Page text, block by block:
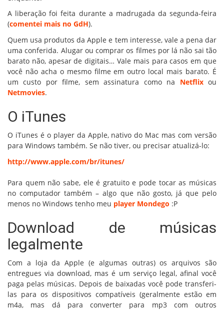
A liberação foi feita durante a madrugada da segunda-feira
(comentei mais no GdH).
Quem usa produtos da Apple e tem interesse, vale a pena dar
uma conferida. Alugar ou comprar os filmes por lá não sai tão
barato não, apesar de digitais… Vale mais para casos em que
você não acha o mesmo filme em outro local mais barato. É
um custo por filme, sem assinatura como na Netflixou
Netmovies.
O iTunes
O iTunes é o player da Apple, nativo do Mac mas com versão
para Windows também. Se não tiver, ou precisar atualizá-lo:
http://www.apple.com/br/itunes/
Para quem não sabe, ele é gratuito e pode tocar as músicas
no computador também – algo que não gosto, já que pelo
menos no Windows tenho meu player Mondego :P
Download de músicas
legalmente
Com a loja da Apple (e algumas outras) os arquivos são
entregues via download, mas é um serviço legal, afinal você
paga pelas músicas. Depois de baixadas você pode transferi-
las para os dispositivos compatíveis (geralmente estão em
m4a, mas dá para converter para mp3 com outros